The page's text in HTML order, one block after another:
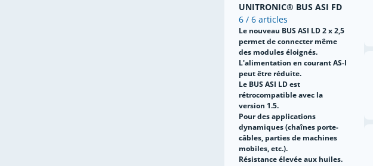
UNITRONIC® BUS ASI FD
6 / 6 articles
Le nouveau BUS ASI LD 2 x 2,5
permet de connecter même
des modules éloignés.
L'alimentation en courant AS-I
peut être réduite.
Le BUS ASI LD est
rétrocompatible avec la
version 1.5.
Pour des applications
dynamiques (chaînes porte-
câbles, parties de machines
mobiles, etc.).
Résistance élevée aux huiles.